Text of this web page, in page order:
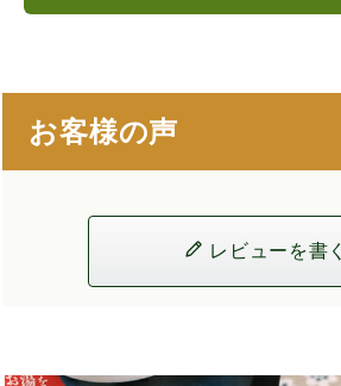
お客様の声
レビューを書く